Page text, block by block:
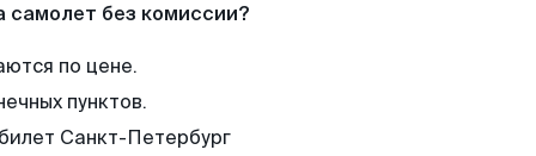
самолет без комиссии?
по цене.
пунктов.
Санкт-Петербург